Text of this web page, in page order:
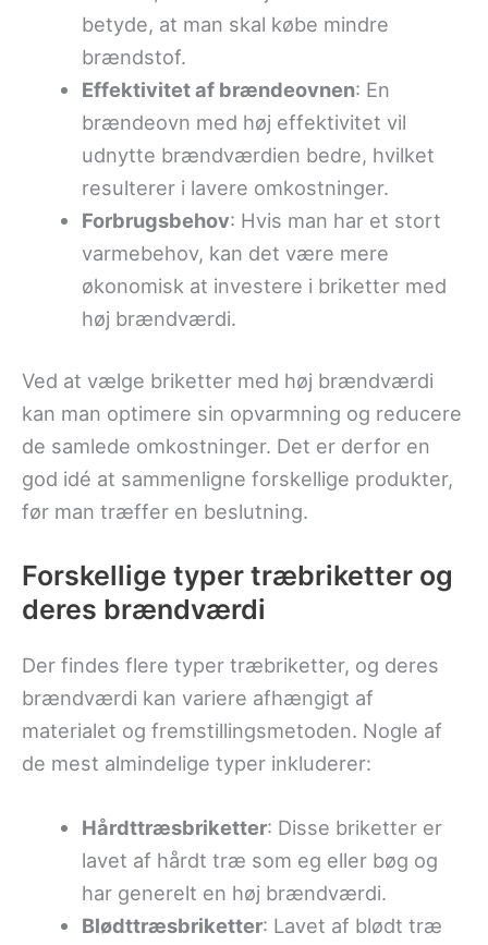
betyde, at man skal købe mindre
brændstof.
Effektivitet af brændeovnen: En
brændeovn med høj effektivitet vil
udnytte brændværdien bedre, hvilket
resulterer i lavere omkostninger.
Forbrugsbehov: Hvis man har et stort
varmebehov, kan det være mere
økonomisk at investere i briketter med
høj brændværdi.
Ved at vælge briketter med høj brændværdi
kan man optimere sin opvarmning og reducere
de samlede omkostninger. Det er derfor en
god idé at sammenligne forskellige produkter,
før man træffer en beslutning.
Forskellige typer træbriketter og
deres brændværdi
Der findes flere typer træbriketter, og deres
brændværdi kan variere afhængigt af
materialet og fremstillingsmetoden. Nogle af
de mest almindelige typer inkluderer:
Hårdttræsbriketter: Disse briketter er
lavet af hårdt træ som eg eller bøg og
har generelt en høj brændværdi.
Blødttræsbriketter: Lavet af blødt træ